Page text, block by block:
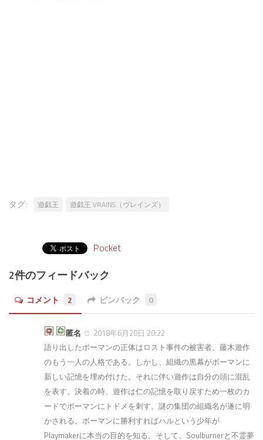
タグ: 遊戯王 遊戯王 VRAINS（ヴレインズ）
Pocket
2件のフィードバック
コメント 2 ピンバック 0
匿名
2018年6月20日 20:22
語り出したボーマンの正体はロスト事件の被害者、藤木遊作
のもう一人の人格である。しかし、組織の黒幕がボーマンに
新しい記憶を埋め付けた。それに伴い遊作は自分の頭に混乱
を表す。決着の時、遊作は仁の記憶を取り戻すため一枚のカ
ードでボーマンにトドメを刺す。謎の集団の組織名が遂に明
かされる。ボーマンに勝利すればハルという少年が
Playmakerに本当の目的を知る。そして、Soulburnerと不霊夢